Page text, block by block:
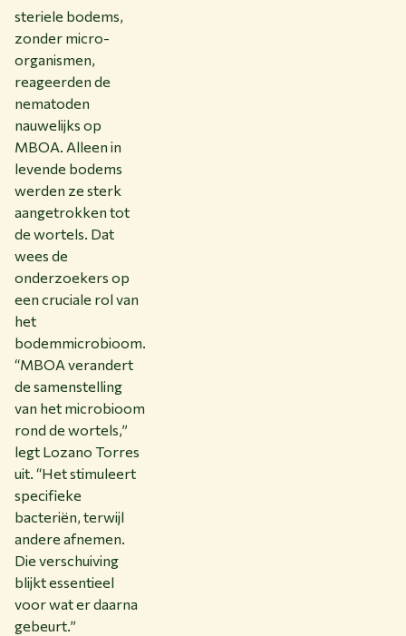
steriele bodems,
zonder micro-
organismen,
reageerden de
nematoden
nauwelijks op
MBOA. Alleen in
levende bodems
werden ze sterk
aangetrokken tot
de wortels. Dat
wees de
onderzoekers op
een cruciale rol van
het
bodemmicrobioom.
“MBOA verandert
de samenstelling
van het microbioom
rond de wortels,”
legt Lozano Torres
uit. “Het stimuleert
specifieke
bacteriën, terwijl
andere afnemen.
Die verschuiving
blijkt essentieel
voor wat er daarna
gebeurt.”